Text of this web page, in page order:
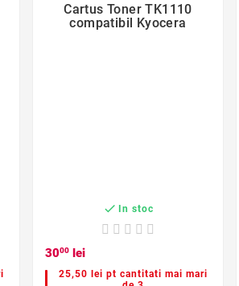

Cartus Toner TK1110
compatibil Kyocera
 In stoc
3000 lei
25,50 lei pt cantitati mai mari